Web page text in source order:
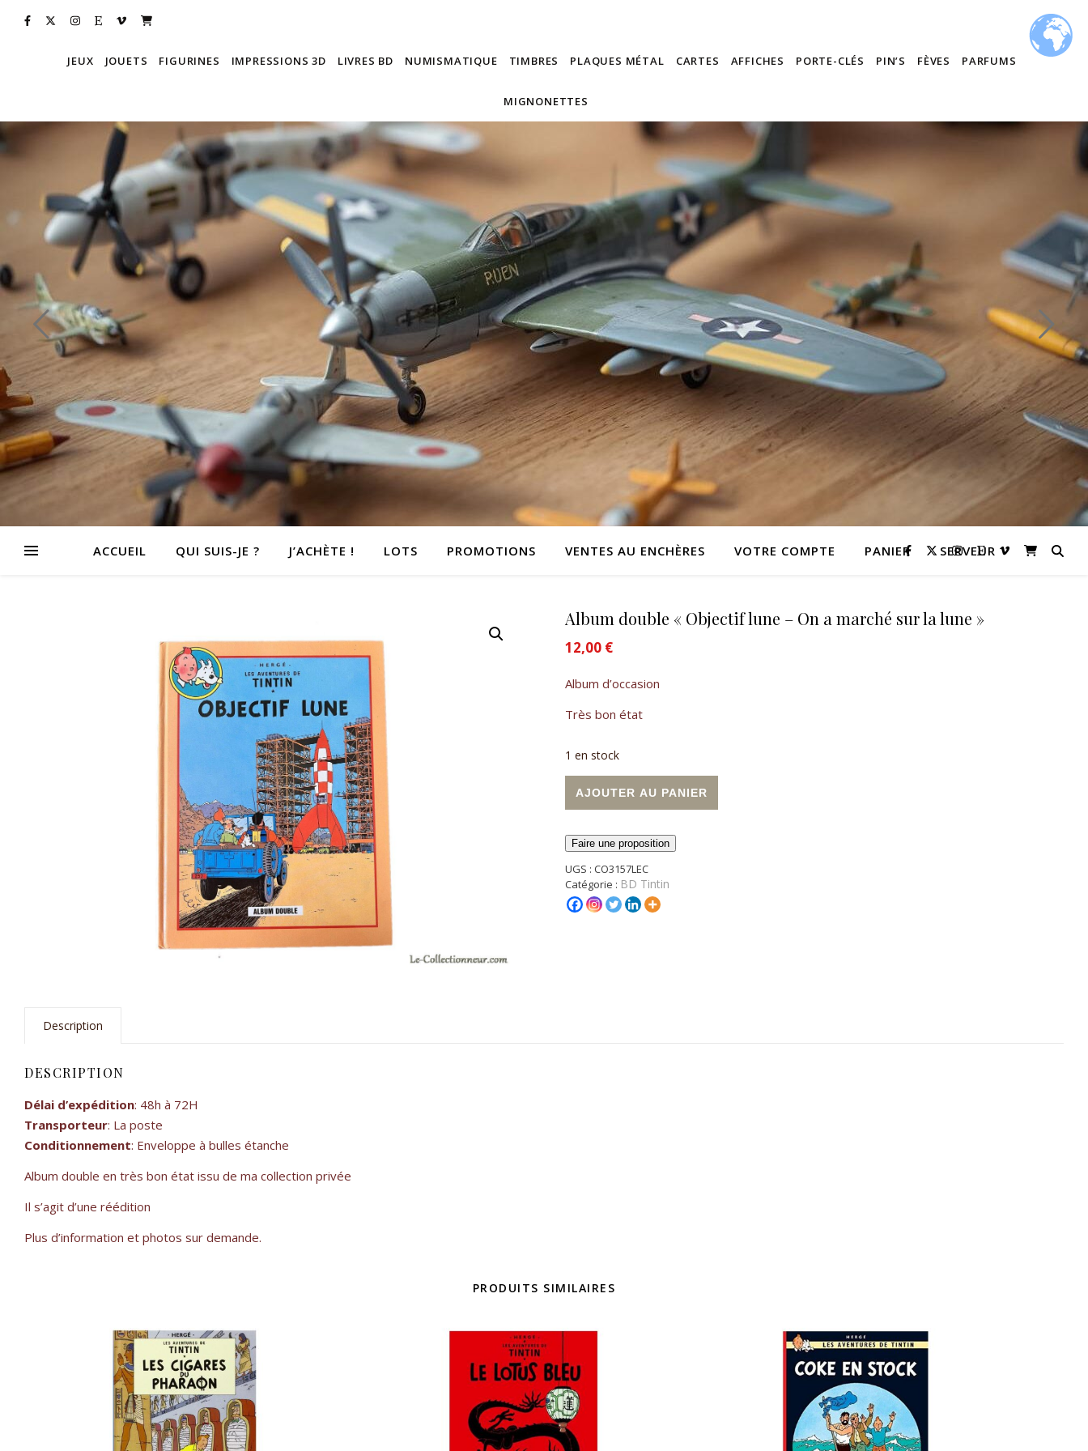
JEUX JOUETS FIGURINES IMPRESSIONS 3D LIVRES BD NUMISMATIQUE TIMBRES PLAQUES MÉTAL CARTES AFFICHES PORTE-CLÉS PIN’S FÈVES PARFUMS
MIGNONETTES
ACCUEIL QUI SUIS-JE ? J’ACHÈTE ! LOTS PROMOTIONS VENTES AU ENCHÈRES VOTRE COMPTE PANIER SERVEUR
Album double « Objectif lune – On a marché sur la lune »
12,00 €
Album d’occasion
Très bon état
1 en stock
AJOUTER AU PANIER
Faire une proposition
UGS : CO3157LEC
Catégorie : BD Tintin
Description
DESCRIPTION
Délai d’expédition: 48h à 72H
Transporteur: La poste
Conditionnement: Enveloppe à bulles étanche
Album double en très bon état issu de ma collection privée
Il s’agit d’une réédition
Plus d’information et photos sur demande.
PRODUITS SIMILAIRES